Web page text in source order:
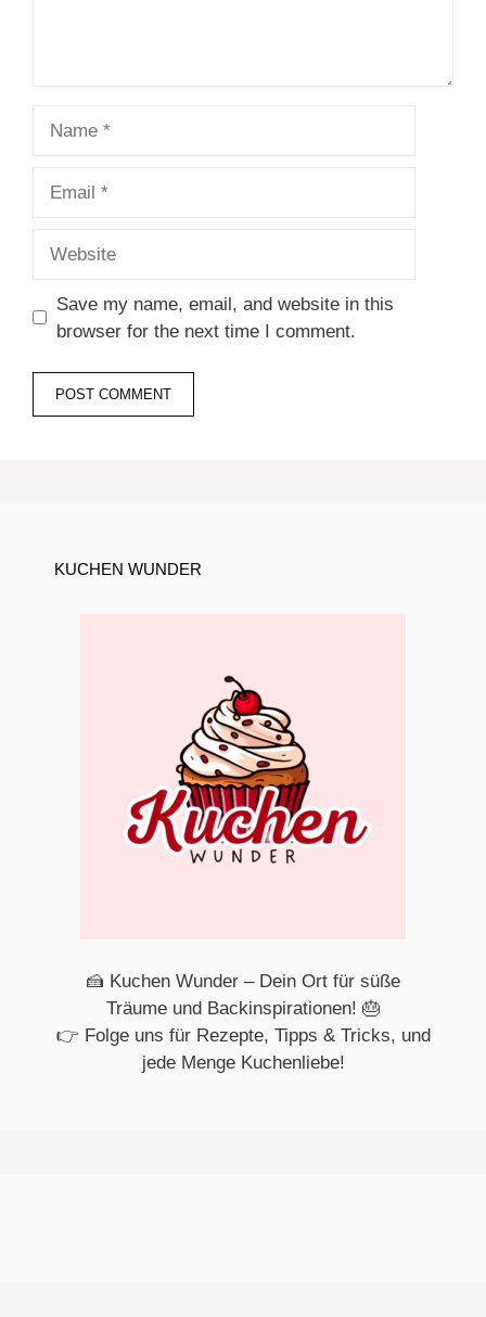
Save my name, email, and website in this
browser for the next time I comment.
KUCHEN WUNDER
🍰 Kuchen Wunder – Dein Ort für süße
Träume und Backinspirationen! 🎂
👉 Folge uns für Rezepte, Tipps & Tricks, und
jede Menge Kuchenliebe!